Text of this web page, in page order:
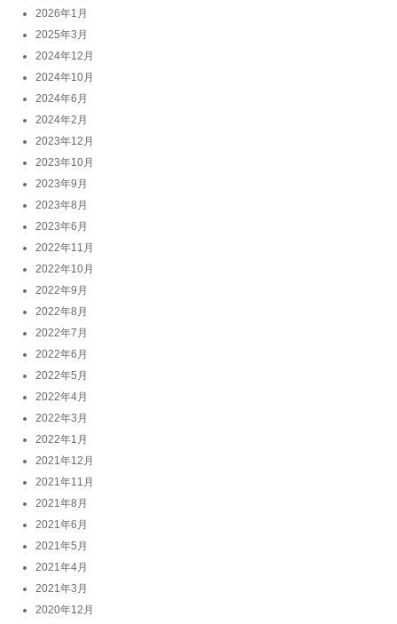
2026年1月
2025年3月
2024年12月
2024年10月
2024年6月
2024年2月
2023年12月
2023年10月
2023年9月
2023年8月
2023年6月
2022年11月
2022年10月
2022年9月
2022年8月
2022年7月
2022年6月
2022年5月
2022年4月
2022年3月
2022年1月
2021年12月
2021年11月
2021年8月
2021年6月
2021年5月
2021年4月
2021年3月
2020年12月